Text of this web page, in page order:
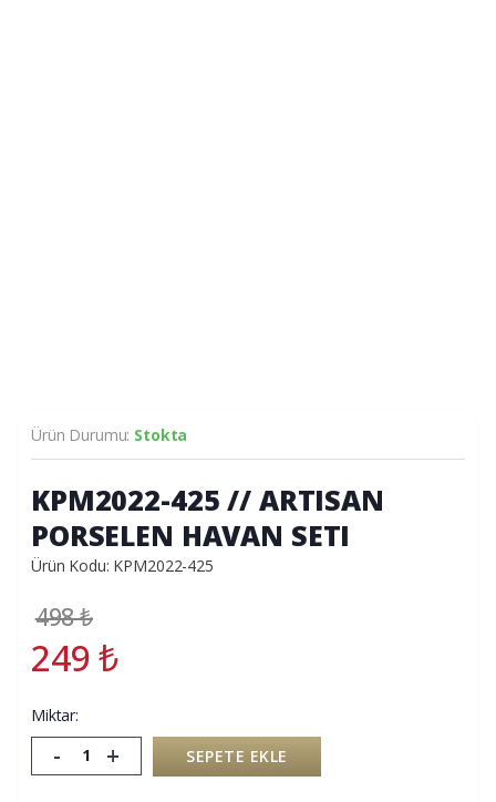
Ürün Durumu: Stokta
KPM2022-425 // ARTISAN
PORSELEN HAVAN SETI
Ürün Kodu: KPM2022-425
498₺
249₺
Miktar:
- + SEPETE EKLE